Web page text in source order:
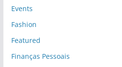
Events
Fashion
Featured
Finanças Pessoais